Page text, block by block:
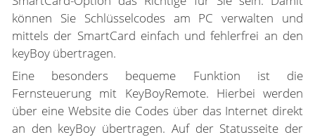
können Sie Schlüsselcodes am PC verwalten und
mittels der SmartCard einfach und fehlerfrei an den
keyBoy übertragen.
Eine besonders bequeme Funktion ist die
Fernsteuerung mit KeyBoyRemote. Hierbei werden
über eine Website die Codes über das Internet direkt
an den keyBoy übertragen. Auf der Statusseite der